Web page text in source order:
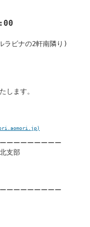
ラビナの2軒南隣り)
します。
ーーーーーーーー
支部